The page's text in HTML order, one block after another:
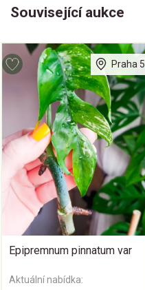
Související aukce
Praha 5
Epipremnum pinnatum var
Aktuální nabídka: